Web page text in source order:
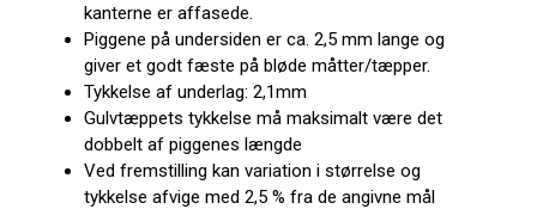
kanterne er affasede.
Piggene på undersiden er ca. 2,5 mm lange og
giver et godt fæste på bløde måtter/tæpper.
Tykkelse af underlag: 2,1mm
Gulvtæppets tykkelse må maksimalt være det
dobbelt af piggenes længde
Ved fremstilling kan variation i størrelse og
tykkelse afvige med 2,5 % fra de angivne mål